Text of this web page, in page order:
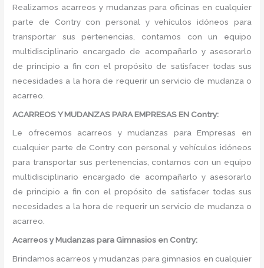
Realizamos acarreos y mudanzas para oficinas en cualquier
parte de Contry con personal y vehículos idóneos para
transportar sus pertenencias, contamos con un equipo
multidisciplinario encargado de acompañarlo y asesorarlo
de principio a fin con el propósito de satisfacer todas sus
necesidades a la hora de requerir un servicio de mudanza o
acarreo.
ACARREOS Y MUDANZAS PARA EMPRESAS EN Contry:
Le ofrecemos acarreos y mudanzas para Empresas en
cualquier parte de Contry con personal y vehículos idóneos
para transportar sus pertenencias, contamos con un equipo
multidisciplinario encargado de acompañarlo y asesorarlo
de principio a fin con el propósito de satisfacer todas sus
necesidades a la hora de requerir un servicio de mudanza o
acarreo.
Acarreos y Mudanzas para Gimnasios en Contry:
Brindamos acarreos y mudanzas para gimnasios en cualquier